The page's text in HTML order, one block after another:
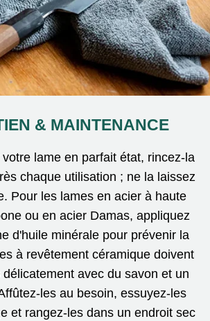
& MAINTENANCE
lame en parfait état, rincez-la
chaque utilisation ; ne la laissez
Pour les lames en acier à haute
ou en acier Damas, appliquez
d'huile minérale pour prévenir la
à revêtement céramique doivent
avec du savon et un
les au besoin, essuyez-les
et rangez-les dans un endroit sec